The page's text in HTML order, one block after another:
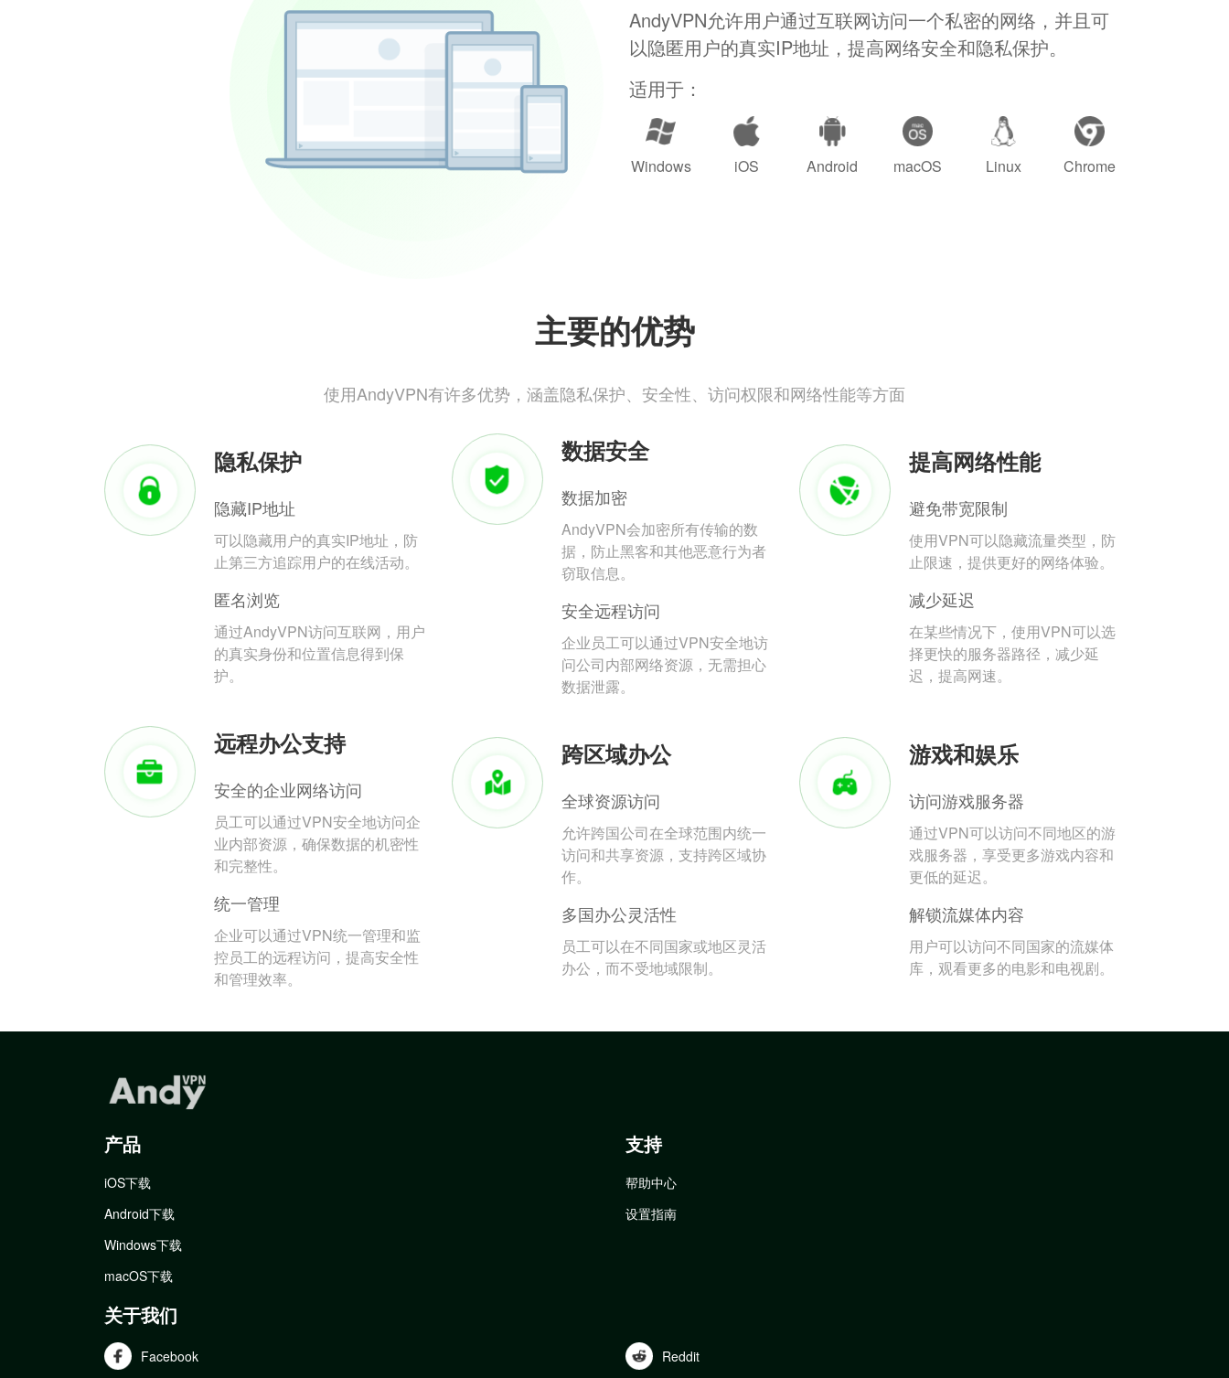
AndyVPN允许用户通过互联网访问一个私密的网络，并且可
以隐匿用户的真实IP地址，提高网络安全和隐私保护。
适用于：
Windows iOS Android macOS Linux Chrome
主要的优势
使用AndyVPN有许多优势，涵盖隐私保护、安全性、访问权限和网络性能等方面
隐私保护
隐藏IP地址
可以隐藏用户的真实IP地址，防
止第三方追踪用户的在线活动。
匿名浏览
通过AndyVPN访问互联网，用户
的真实身份和位置信息得到保
护。
数据安全
数据加密
AndyVPN会加密所有传输的数
据，防止黑客和其他恶意行为者
窃取信息。
安全远程访问
企业员工可以通过VPN安全地访
问公司内部网络资源，无需担心
数据泄露。
提高网络性能
避免带宽限制
使用VPN可以隐藏流量类型，防
止限速，提供更好的网络体验。
减少延迟
在某些情况下，使用VPN可以选
择更快的服务器路径，减少延
迟，提高网速。
远程办公支持
安全的企业网络访问
员工可以通过VPN安全地访问企
业内部资源，确保数据的机密性
和完整性。
统一管理
企业可以通过VPN统一管理和监
控员工的远程访问，提高安全性
和管理效率。
跨区域办公
全球资源访问
允许跨国公司在全球范围内统一
访问和共享资源，支持跨区域协
作。
多国办公灵活性
员工可以在不同国家或地区灵活
办公，而不受地域限制。
游戏和娱乐
访问游戏服务器
通过VPN可以访问不同地区的游
戏服务器，享受更多游戏内容和
更低的延迟。
解锁流媒体内容
用户可以访问不同国家的流媒体
库，观看更多的电影和电视剧。
产品
iOS下载
Android下载
Windows下载
macOS下载
支持
帮助中心
设置指南
关于我们
Facebook Reddit